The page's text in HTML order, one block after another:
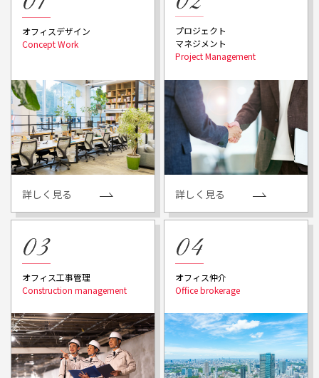
オフィスデザイン
詳しく見る
プロジェクト
マネジメント
詳しく見る
オフィス工事管理 オフィス仲介